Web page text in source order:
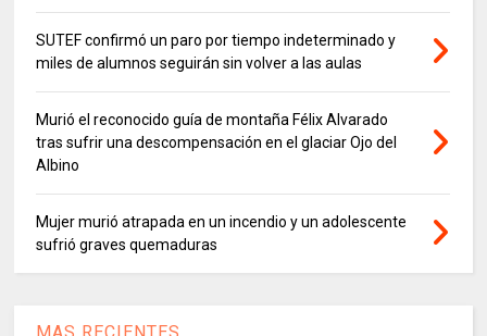
SUTEF confirmó un paro por tiempo indeterminado y
miles de alumnos seguirán sin volver a las aulas
Murió el reconocido guía de montaña Félix Alvarado
tras sufrir una descompensación en el glaciar Ojo del
Albino
Mujer murió atrapada en un incendio y un adolescente
sufrió graves quemaduras
MAS RECIENTES